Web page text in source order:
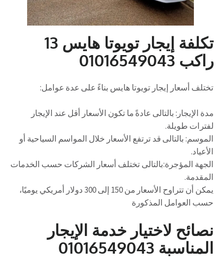
تكلفة إيجار تويوتا هايس 13
راكب 01016549043
تختلف أسعار إيجار تويوتا هايس بناءً على عدة عوامل:
مدة الإيجار: بالتالى عادةً ما تكون الأسعار أقل عند الإيجار
لفترات طويلة.
الموسم: بالتالى قد ترتفع الأسعار خلال المواسم السياحية أو
الأعياد.
الجهة المؤجرة:بالتالى تختلف أسعار الشركات حسب الخدمات
المقدمة.
يمكن أن تتراوح الأسعار من 150 إلى 300 دولار أمريكي يوميًا،
حسب العوامل المذكورة
نصائح لاختيار خدمة الإيجار
المناسبة 01016549043